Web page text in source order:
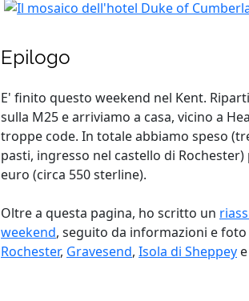
Epilogo
E' finito questo weekend nel Kent.
sulla M25 e arriviamo a casa, vicino a
troppe code. In totale abbiamo speso
pasti, ingresso nel castello di
euro (circa 550 sterline).
Oltre a questa pagina, ho scritto un
weekend, seguito da informazioni e foto
Rochester, Gravesend, Isola di Sheppey e